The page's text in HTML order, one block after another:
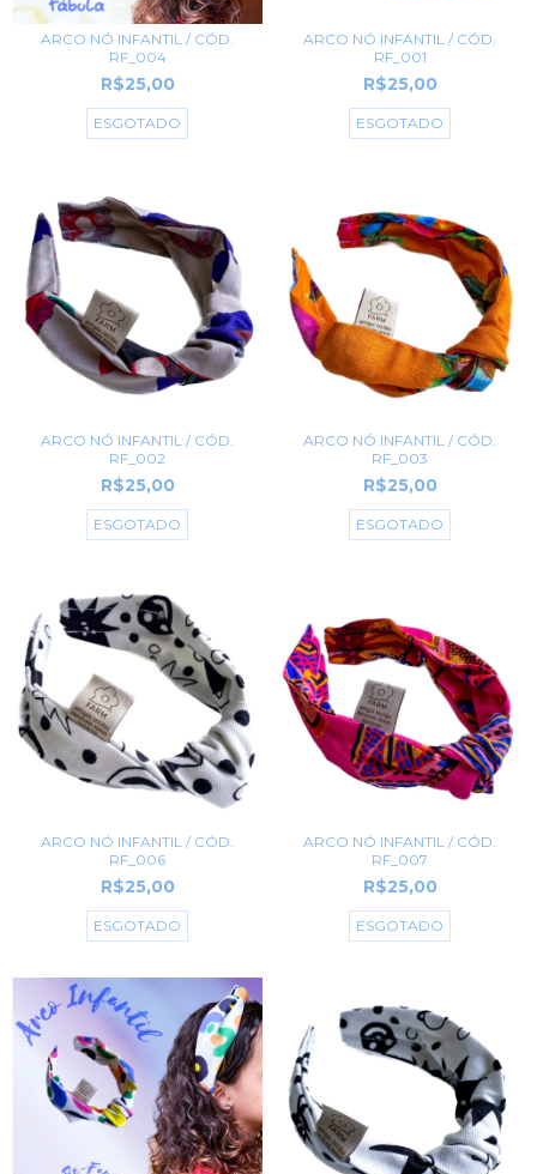
ARCO NÓ INFANTIL / CÓD.
RF_004
R$25,00
ESGOTADO
ARCO NÓ INFANTIL / CÓD.
RF_001
R$25,00
ESGOTADO
ARCO NÓ INFANTIL / CÓD.
RF_002
R$25,00
ESGOTADO
ARCO NÓ INFANTIL / CÓD.
RF_003
R$25,00
ESGOTADO
ARCO NÓ INFANTIL / CÓD.
RF_006
R$25,00
ESGOTADO
ARCO NÓ INFANTIL / CÓD.
RF_007
R$25,00
ESGOTADO